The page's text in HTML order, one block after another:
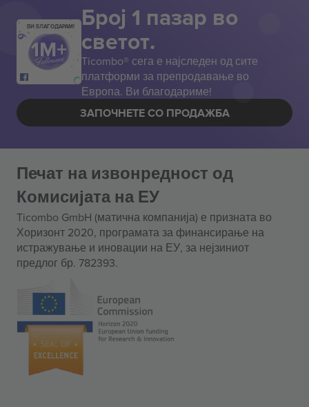
ВИ БЛАГОДАРАМ! Број 1 пазар во
светот.
Ticombo® сега е најследен од сите
платформи за препродавање во
Европа. Ви благодариме!
ЗАПОЧНЕТЕ СО ПРОДАЖБА
Печат на извонредност од
Комисијата на ЕУ
Ticombo GmbH (матична компанија) е призната во
Хоризонт 2020, програмата за финансирање на
истражување и иновации на ЕУ, за нејзиниот
предлог бр. 782393.